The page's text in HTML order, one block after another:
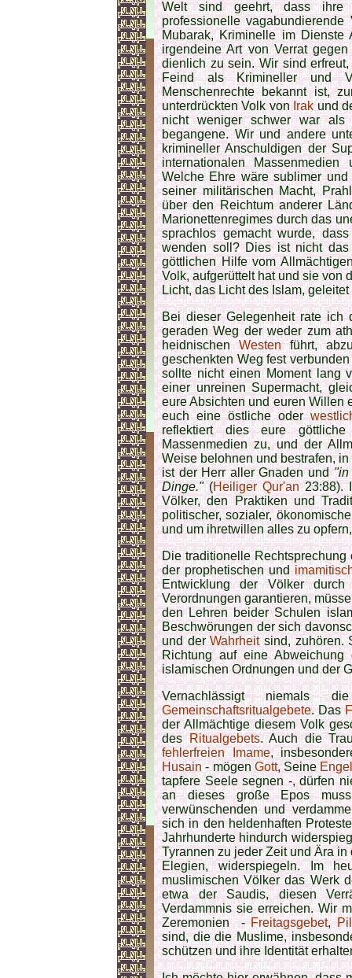
Welt sind geehrt, dass ihre
professionelle
Mubarak, Kriminelle im
irgendeine Art von Verrat
dienlich zu sein. Wir sind
Feind als Krimineller und
Menschenrechte bekannt ist,
unterdrückten Volk vonIrakund
nicht weniger schwer war
begangene. Wir und andere
krimineller Anschuldigen der
internationalen
Welche Ehre wäre sublimer
seiner militärischen Macht,
über den Reichtum anderer
Marionettenregimes durch das
sprachlos gemacht wurde,
wenden soll? Dies ist nicht
göttlichen Hilfe vom
Volk, aufgerüttelt hat und sie von
Licht, das Licht des Islam, geleitet
Bei dieser Gelegenheit rate ich
geraden Weg der weder zum
heidnischenWestenführt,
geschenkten Weg fest
sollte nicht einen Moment lang
einer unreinen Supermacht,
eure Absichten und euren Willen
euch eine östliche oder
reflektiert dies eure
Massenmedien zu, und der
Weise belohnen und bestrafen, in
ist der Herr aller Gnaden und"in
Dinge."(Heiliger Qur'an23:88).
Völker, den Praktiken und
politischer, sozialer,
und um ihretwillen alles zu
Die traditionelle
der prophetischen und
Entwicklung der Völker
Verordnungen garantieren,
den Lehren beider Schulen
Beschwörungen der sich
und derWahrheitsind, zuhören.
Richtung auf eine
islamischen Ordnungen und der
Vernachlässigt niemals
Gemeinschaftsritualgebete. Das
der Allmächtige diesem Volk
desRitualgebets. Auch die
fehlerfreien Imame,
Husain- mögenGott, Seine
tapfere Seele segnen -, dürfen
an dieses große Epos
verwünschenden und
sich in den heldenhaften
Jahrhunderte hindurch
Tyrannen zu jeder Zeit und Ära
Elegien, widerspiegeln. Im
muslimischen Völker das Werk
etwa der Saudis, diesen
Verdammnis sie erreichen. Wir
Zeremonien -Freitagsgebet,
sind, die die Muslime,
schützen und ihre Identität